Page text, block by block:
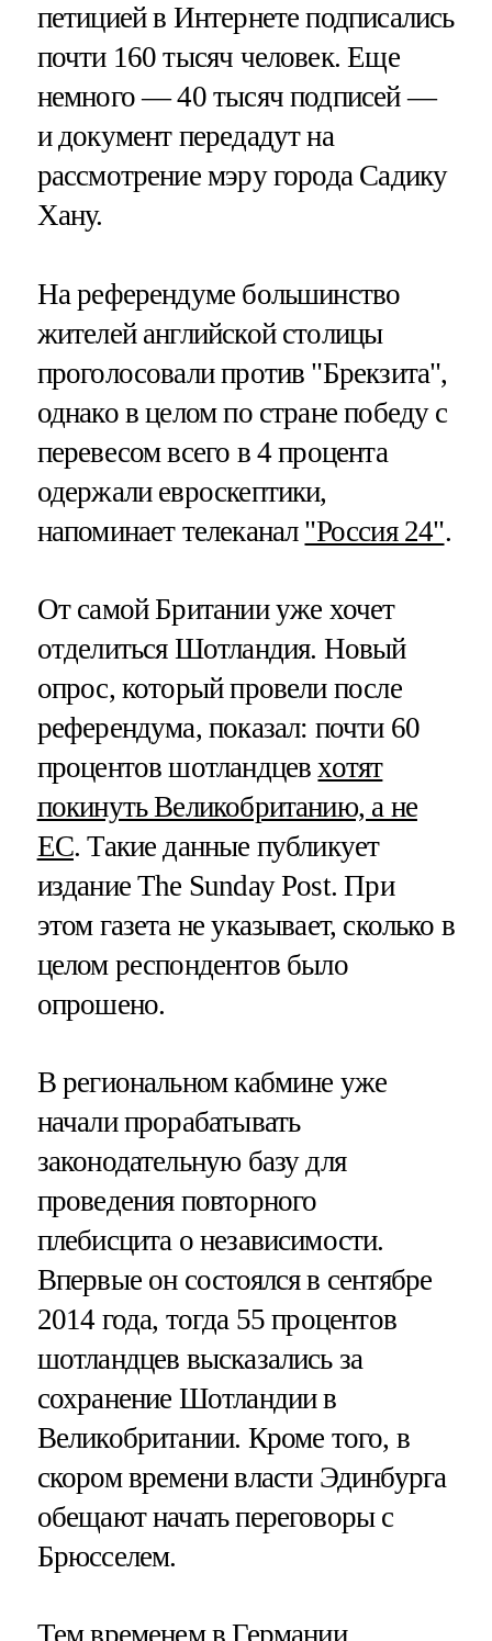
петицией в Интернете подписались
почти 160 тысяч человек. Еще
немного — 40 тысяч подписей —
и документ передадут на
рассмотрение мэру города Садику
Хану.
На референдуме большинство
жителей английской столицы
проголосовали против "Брекзита",
однако в целом по стране победу с
перевесом всего в 4 процента
одержали евроскептики,
напоминает телеканал "Россия 24".
От самой Британии уже хочет
отделиться Шотландия. Новый
опрос, который провели после
референдума, показал: почти 60
процентов шотландцевхотят
покинуть Великобританию, а не
ЕС. Такие данные публикует
издание The Sunday Post. При
этом газета не указывает, сколько в
целом респондентов было
опрошено.
В региональном кабмине уже
начали прорабатывать
законодательную базу для
проведения повторного
плебисцита о независимости.
Впервые он состоялся в сентябре
2014 года, тогда 55 процентов
шотландцев высказались за
сохранение Шотландии в
Великобритании. Кроме того, в
скором времени власти Эдинбурга
обещают начать переговоры с
Брюсселем.